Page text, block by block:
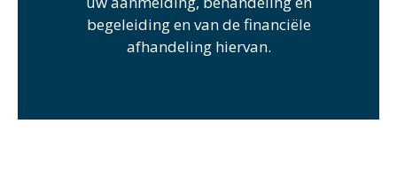
begeleiding en van de financiële
afhandeling hiervan.